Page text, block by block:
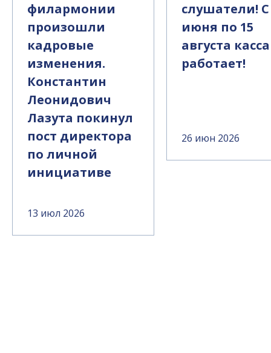
филармонии
произошли
кадровые
изменения.
Константин
Леонидович
Лазута покинул
пост директора
по личной
инициативе
13 июл 2026
слушатели! С
июня по 15
августа
работает!
26 июн 2026